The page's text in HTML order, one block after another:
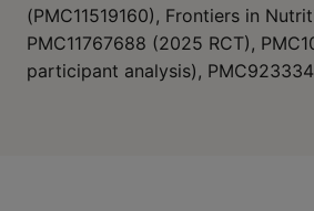
(PMC11519160), Frontiers in
PMC11767688 (2025 RCT),
participant analysis),